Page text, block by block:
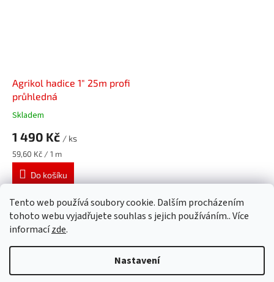
Tento web používá soubory cookie. Dalším procházením
tohoto webu vyjadřujete souhlas s jejich používáním.. Více
informacízde.
Nastavení
Agrikol hadice 1" 25m profi
průhledná
Skladem
1 490 Kč / ks
Měrná
cena:
59,60 Kč / 1 m
Do košíku
O
á
d
a
37 položek celkem
Vytvořil Shoptet